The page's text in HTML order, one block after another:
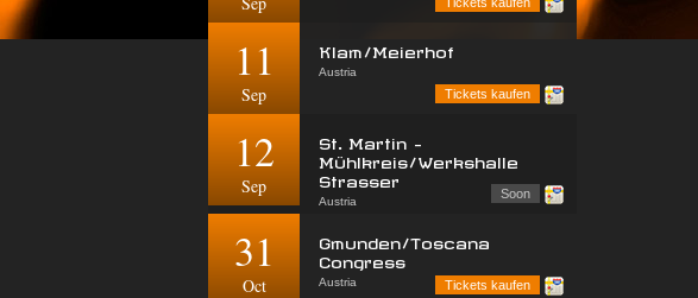
11
Sep
Klam/Meierhof
Austria
Tickets kaufen
12
Sep
St. Martin -
Mühlkreis/Werkshalle
Strasser
Austria
Soon
31
Oct
Gmunden/Toscana
Congress
Austria
Tickets kaufen